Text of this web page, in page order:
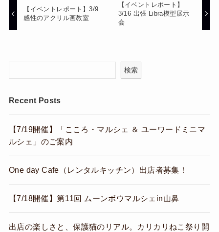
【イベントレポート】3/9
感性のアクリル画教室
【イベントレポート】
3/16 出張 Libra模型展示
会
検索
Recent Posts
【7/19開催】「こころ・マルシェ ＆ ユーワードミニマ
ルシェ」のご案内
One day Cafe（レンタルキッチン）出店者募集！
【7/18開催】第11回 ムーンボウマルシェin山鼻
出店の楽しさと、保護猫のリアル。カリカリねこ祭り開